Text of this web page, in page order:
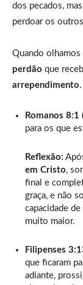
dos pecados,
perdoar os
Quando olhamos
perdão que
arrependimento.
Romanos 8:1
para os que
Reflexão:
em Cristo,
final e
graça, e não
capacidade
muito maior.
Filipenses
que ficaram
adiante,